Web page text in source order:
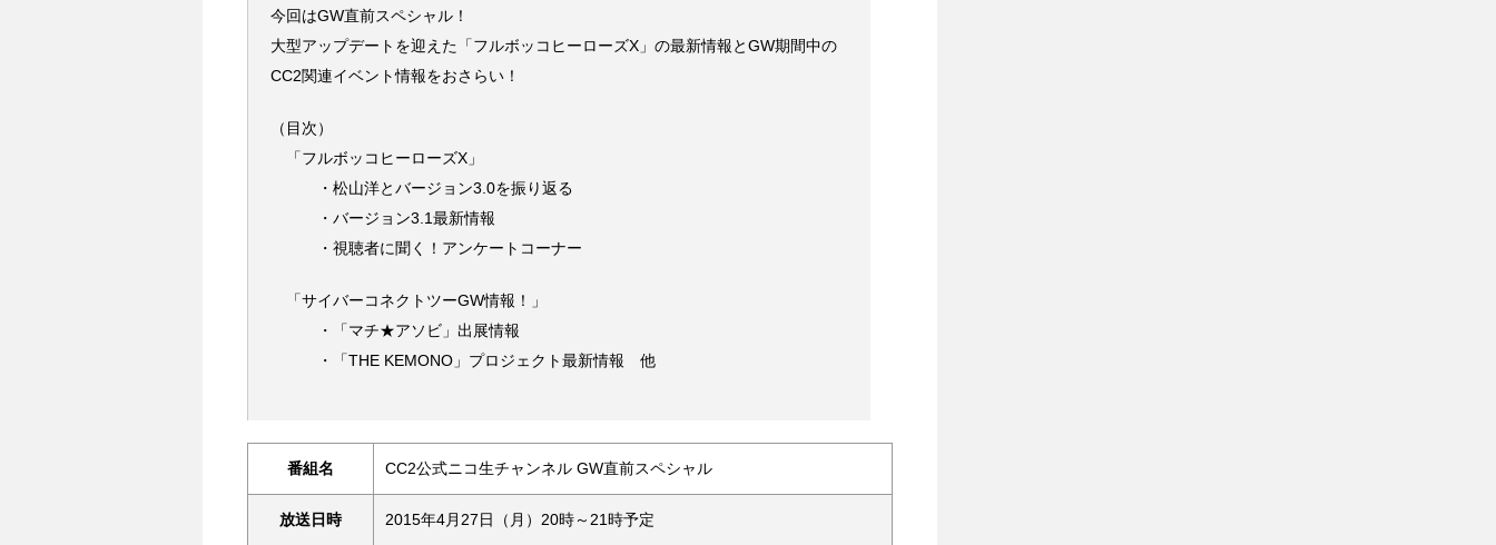
今回はGW直前スペシャル！
大型アップデートを迎えた「フルボッコヒーローズX」の最新情報とGW期間中の
CC2関連イベント情報をおさらい！
（目次）
「フルボッコヒーローズX」
・松山洋とバージョン3.0を振り返る
・バージョン3.1最新情報
・視聴者に聞く！アンケートコーナー
「サイバーコネクトツーGW情報！」
・「マチ★アソビ」出展情報
・「THE KEMONO」プロジェクト最新情報 他
番組名 CC2公式ニコ生チャンネル GW直前スペシャル
放送日時 2015年4月27日（月）20時～21時予定